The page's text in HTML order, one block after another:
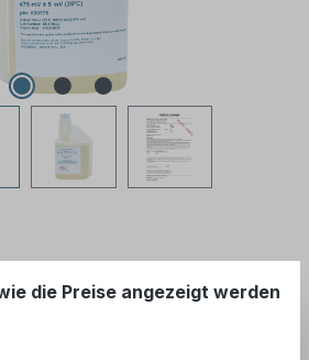
an, um Ihre Konditionen zu
die Preise angezeigt werden